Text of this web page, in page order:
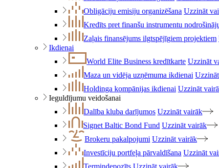
Obligāciju emisiju organizēšana Uzzināt
Kredīts pret finanšu instrumentu
Zaļais finansējums ilgtspējīgiem projektiem
Ikdienai
World Elite Business kredītkarte Uzzināt
Maza un vidēja uzņēmuma ikdienai
Holdinga kompānijas ikdienai Uzzināt
Ieguldījumu veidošanai
Dalība kluba darījumos Uzzināt vairāk
Signet Baltic Bond Fund Uzzināt vairāk
Brokeru pakalpojumi Uzzināt vairāk
Investīciju portfeļa pārvaldīšana Uzzināt
Termiņdepozīts Uzzināt vairāk